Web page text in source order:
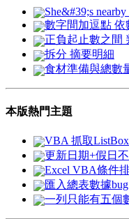
She&#39;s nearby
數字間加逗點 依
正負起止數之間
拆分 摘要明細
食材準備與總數
本版熱門主題
VBA 抓取
更新日期+假日
Excel VBA條件
匯入總表數據bug
一列只能有五個